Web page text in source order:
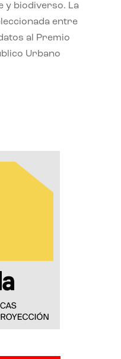
y biodiverso. La
entre
al Premio
Urbano